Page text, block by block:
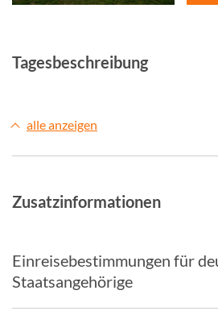
Tagesbeschreibung
alle anzeigen
Zusatzinformationen
Einreisebestimmungen für
Staatsangehörige